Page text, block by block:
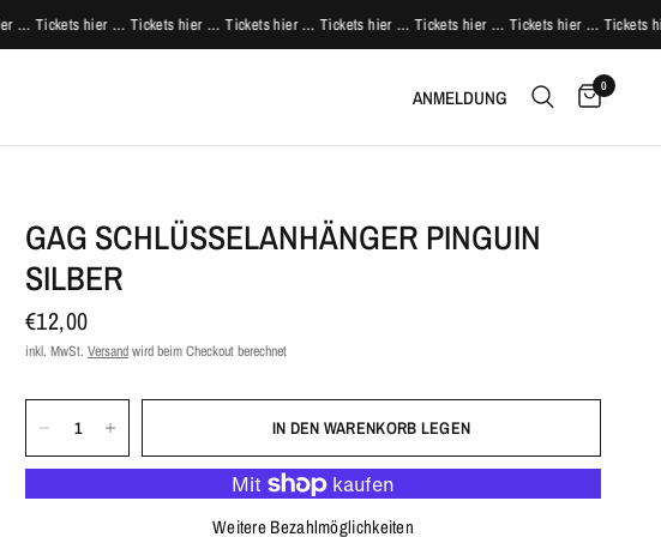
Tickets hier … Tickets hier … Tickets hier … Tickets hier … Tickets hier … Tickets hier … Tickets
ANMELDUNG 0
GAG SCHLÜSSELANHÄNGER PINGUIN
SILBER
€12,00
inkl. MwSt. Versandwird beim Checkout berechnet
IN DEN WARENKORB LEGEN
Weitere Bezahlmöglichkeiten